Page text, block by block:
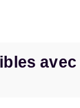
avec